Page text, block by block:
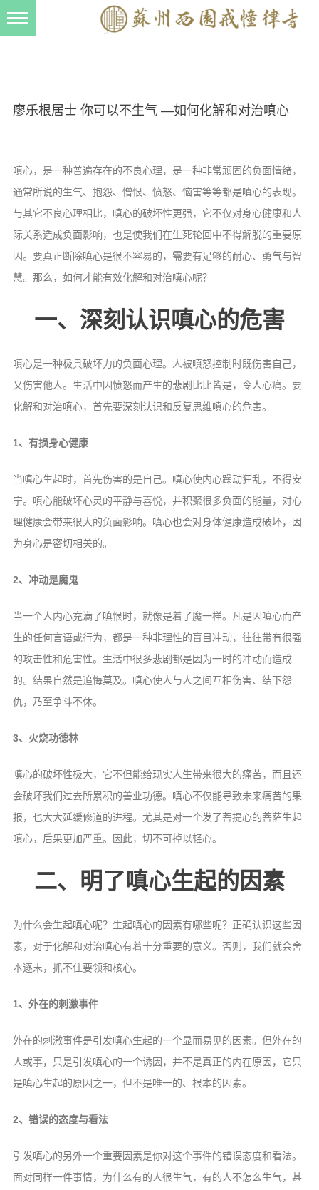
寺院管理
戒幢春秋
档案管理
道风建设
音频视频
助印功德
弘法活动
义工家园
观世音热线
学报论集
信息公告
戒幢论坛
寺院巡览
下院风采
搜索
廖乐根居士 你可以不生气 —如何化解和对治嗔心
嗔心，是一种普遍存在的不良心理，是一种非常顽固的负面情绪，
通常所说的生气、抱怨、憎恨、愤怒、恼害等等都是嗔心的表现。
与其它不良心理相比，嗔心的破坏性更强，它不仅对身心健康和人
际关系造成负面影响，也是使我们在生死轮回中不得解脱的重要原
因。要真正断除嗔心是很不容易的，需要有足够的耐心、勇气与智
慧。那么，如何才能有效化解和对治嗔心呢？
一、深刻认识嗔心的危害
嗔心是一种极具破坏力的负面心理。人被嗔怒控制时既伤害自己，
又伤害他人。生活中因愤怒而产生的悲剧比比皆是，令人心痛。要
化解和对治嗔心，首先要深刻认识和反复思维嗔心的危害。
1、有损身心健康
当嗔心生起时，首先伤害的是自己。嗔心使内心躁动狂乱，不得安
宁。嗔心能破坏心灵的平静与喜悦，并积聚很多负面的能量，对心
理健康会带来很大的负面影响。嗔心也会对身体健康造成破坏，因
为身心是密切相关的。
2、冲动是魔鬼
当一个人内心充满了嗔恨时，就像是着了魔一样。凡是因嗔心而产
生的任何言语或行为，都是一种非理性的盲目冲动，往往带有很强
的攻击性和危害性。生活中很多悲剧都是因为一时的冲动而造成
的。结果自然是追悔莫及。嗔心使人与人之间互相伤害、结下怨
仇，乃至争斗不休。
3、火烧功德林
嗔心的破坏性极大，它不但能给现实人生带来很大的痛苦，而且还
会破坏我们过去所累积的善业功德。嗔心不仅能导致未来痛苦的果
报，也大大延缓修道的进程。尤其是对一个发了菩提心的菩萨生起
嗔心，后果更加严重。因此，切不可掉以轻心。
二、明了嗔心生起的因素
为什么会生起嗔心呢？生起嗔心的因素有哪些呢？正确认识这些因
素，对于化解和对治嗔心有着十分重要的意义。否则，我们就会舍
本逐末，抓不住要领和核心。
1、 外在的刺激事件
外在的刺激事件是引发嗔心生起的一个显而易见的因素。但外在的
人或事，只是引发嗔心的一个诱因，并不是真正的内在原因，它只
是嗔心生起的原因之一，但不是唯一的、根本的因素。
2、 错误的态度与看法
引发嗔心的另外一个重要因素是你对这个事件的错误态度和看法。
面对同样一件事情，为什么有的人很生气，有的人不怎么生气，甚